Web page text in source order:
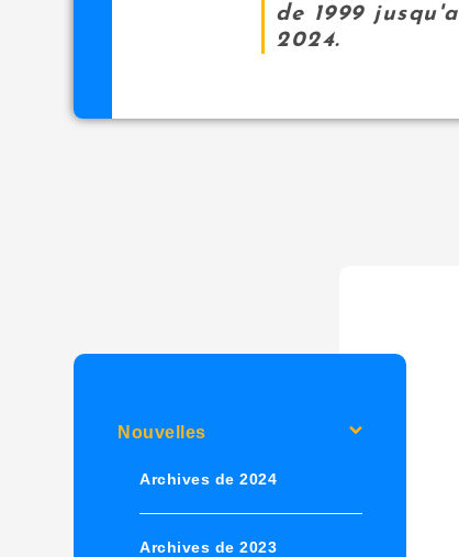
de 1999
2024.
Nouvelles
Archives de 2024
Archives de 2023